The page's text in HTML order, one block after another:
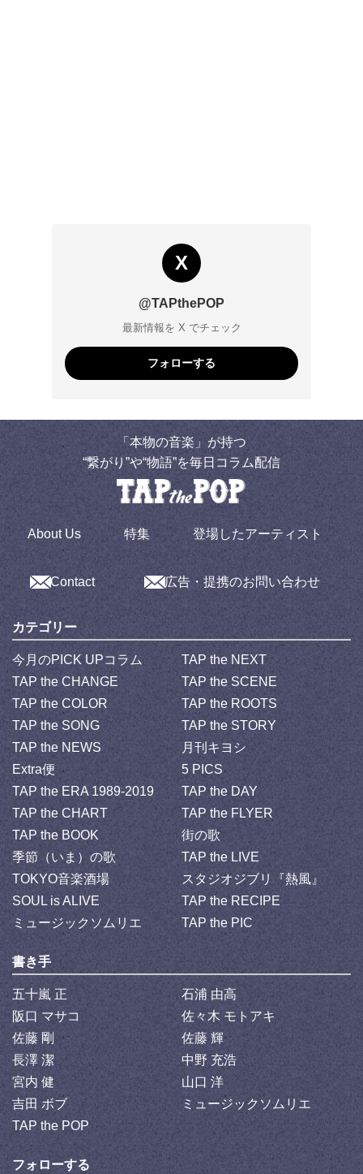
X
@TAPthePOP
最新情報を X でチェック
フォローする
「本物の音楽」が持つ
“繋がり”や“物語”を毎日コラム配信
About Us 特集 登場したアーティスト
Contact 広告・提携のお問い合わせ
カテゴリー
今月のPICK UPコラム
TAP the NEXT
TAP the CHANGE
TAP the SCENE
TAP the COLOR
TAP the ROOTS
TAP the SONG
TAP the STORY
TAP the NEWS
月刊キヨシ
Extra便
5 PICS
TAP the ERA 1989-2019
TAP the DAY
TAP the CHART
TAP the FLYER
TAP the BOOK
街の歌
季節（いま）の歌
TAP the LIVE
TOKYO音楽酒場
スタジオジブリ『熱風』
SOUL is ALIVE
TAP the RECIPE
ミュージックソムリエ
TAP the PIC
書き手
五十嵐 正
石浦 由高
阪口 マサコ
佐々木 モトアキ
佐藤 剛
佐藤 輝
長澤 潔
中野 充浩
宮内 健
山口 洋
吉田 ボブ
ミュージックソムリエ
TAP the POP
フォローする